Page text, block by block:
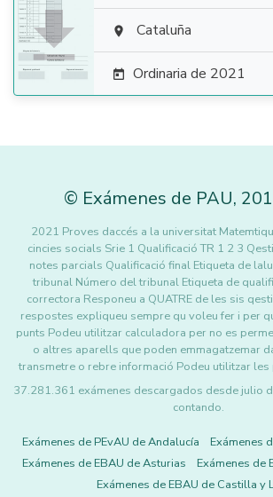
  Cataluña
 Ordinaria de 2021
© Exámenes de PAU,
2021 Proves daccés a la universitat
cincies socials Srie 1 Qualificació TR 1 2 3
notes parcials Qualificació final Etiqueta de
tribunal Número del tribunal Etiqueta de
correctora Responeu a QUATRE de les sis
respostes expliqueu sempre qu voleu fer i per
punts Podeu utilitzar calculadora per no es
o altres aparells que poden emmagatzemar
transmetre o rebre informació Podeu utilitzar
37.281.361 exámenes descargados desde julio
contando.
Exámenes de PEvAU de Andalucía
Exámenes
Exámenes de EBAU de Asturias
Exámenes de
Exámenes de EBAU de Castilla y